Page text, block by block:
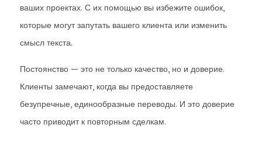
ваших проектах. С их помощью вы избежите ошибок,
которые могут запутать вашего клиента или изменить
смысл текста.
Постоянство — это не только качество, но и доверие.
Клиенты замечают, когда вы предоставляете
безупречные, единообразные переводы. И это доверие
часто приводит к повторным сделкам.